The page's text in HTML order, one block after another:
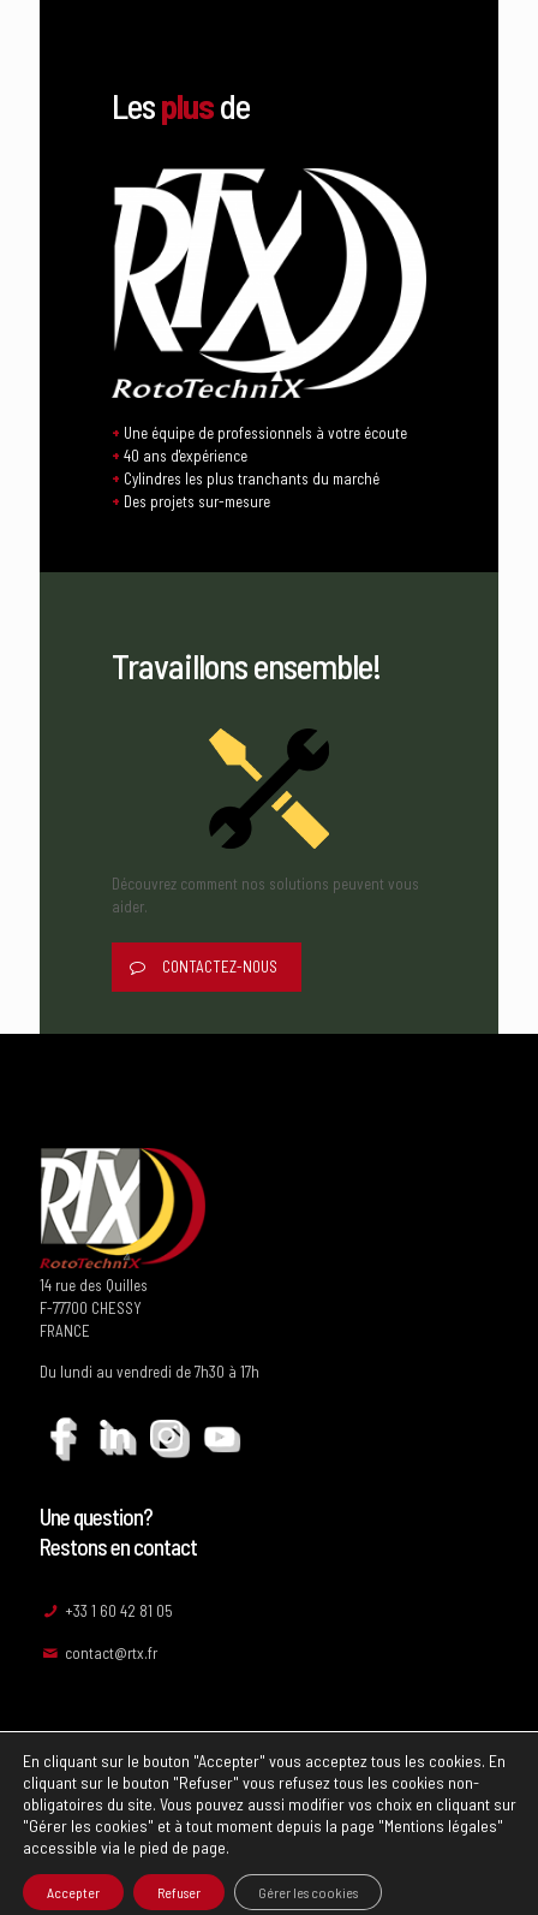
Lesplusde
+ Une équipe de professionnels à votre écoute
+ 40 ans d'expérience
+ Cylindres les plus tranchants du marché
+ Des projets sur-mesure
Travaillons ensemble!
Découvrez comment nos solutions peuvent vous
aider.
CONTACTEZ-NOUS
14 rue des Quilles
F-77700 CHESSY
FRANCE
Du lundi au vendredi de 7h30 à 17h
Une question?
Restons en contact
+33 1 60 42 81 05
contact@rtx.fr
© 2024 rtx.fr | Mentions légales Conditions Générales de Vente
En cliquant sur le bouton "Accepter" vous acceptez tous les cookies. En
cliquant sur le bouton "Refuser" vous refusez tous les cookies non-
obligatoires du site. Vous pouvez aussi modifier vos choix en cliquant sur
"Gérer les cookies" et à tout moment depuis la page "Mentions légales"
accessible via le pied de page.
Accepter Refuser Gérer les cookies